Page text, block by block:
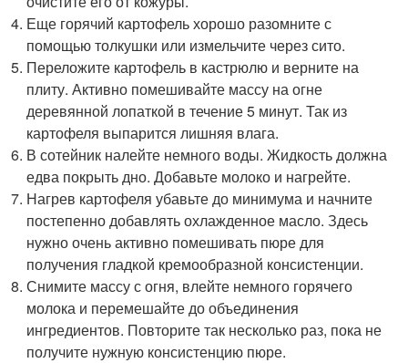
Еще горячий картофель хорошо разомните с
помощью толкушки или измельчите через сито.
Переложите картофель в кастрюлю и верните на
плиту. Активно помешивайте массу на огне
деревянной лопаткой в течение 5 минут. Так из
картофеля выпарится лишняя влага.
В сотейник налейте немного воды. Жидкость должна
едва покрыть дно. Добавьте молоко и нагрейте.
Нагрев картофеля убавьте до минимума и начните
постепенно добавлять охлажденное масло. Здесь
нужно очень активно помешивать пюре для
получения гладкой кремообразной консистенции.
Снимите массу с огня, влейте немного горячего
молока и перемешайте до объединения
ингредиентов. Повторите так несколько раз, пока не
получите нужную консистенцию пюре.